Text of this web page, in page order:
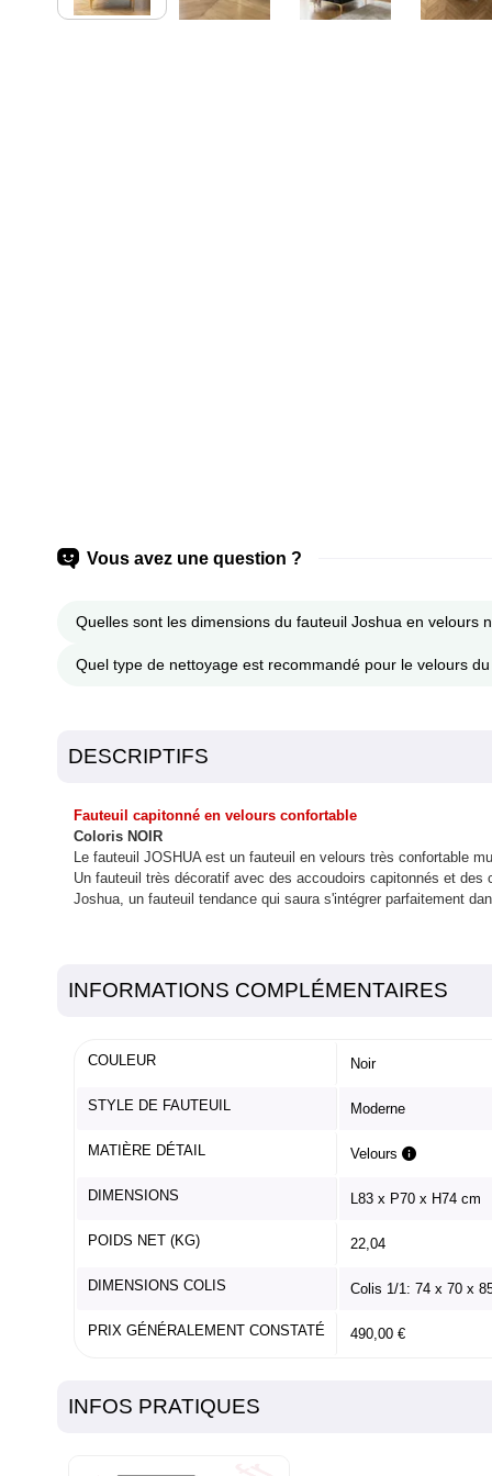
Vous avez une question ?
Quelles sont les dimensions du fauteuil Joshua en velours
Quel type de nettoyage est recommandé pour le velours
DESCRIPTIFS
Fauteuil capitonné en velours confortable
Coloris NOIR
Le fauteuil JOSHUA est un fauteuil en velours très confortable
Un fauteuil très décoratif avec des accoudoirs capitonnés et
Joshua, un fauteuil tendance qui saura s'intégrer parfaitement
INFORMATIONS COMPLÉMENTAIRES
COULEUR Noir
STYLE DE FAUTEUIL Moderne
MATIÈRE DÉTAIL Velours
DIMENSIONS L83 x P70 x H74 cm
POIDS NET (KG) 22,04
DIMENSIONS COLIS Colis 1/1: 74 x 70 x
PRIX GÉNÉRALEMENT CONSTATÉ 490,00 €
INFOS PRATIQUES